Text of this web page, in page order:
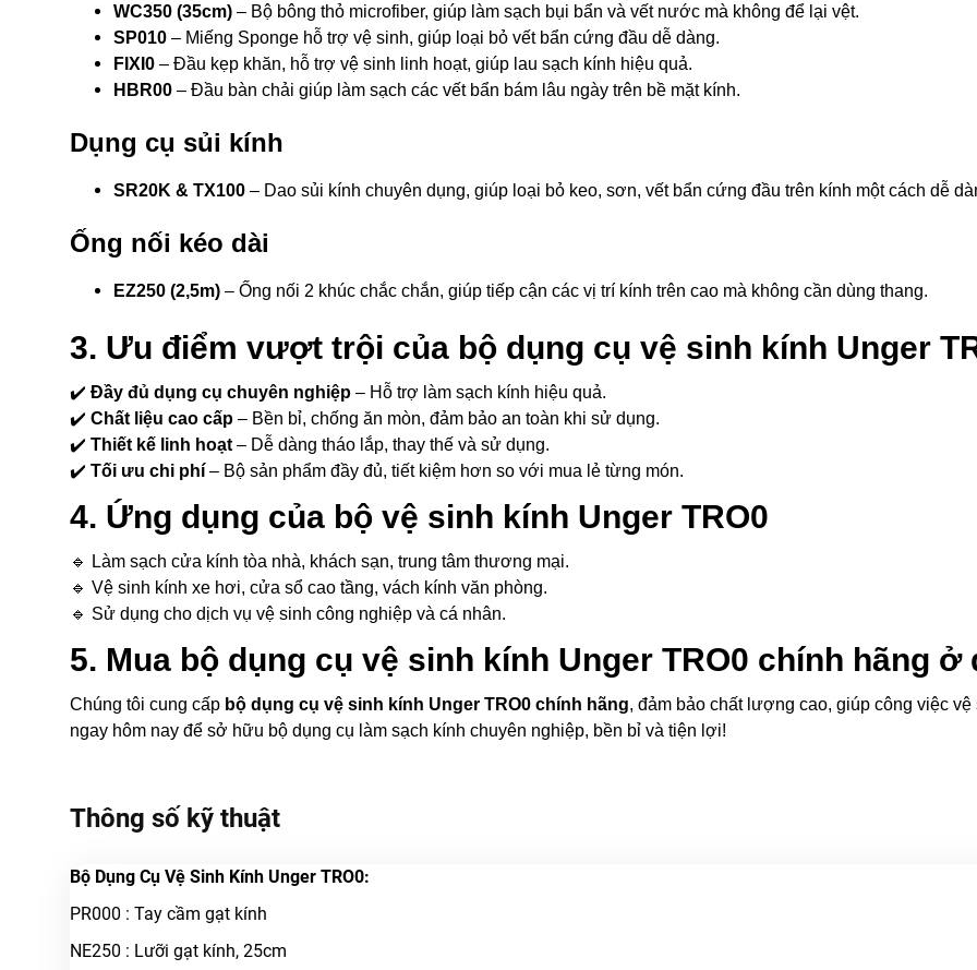
WC350 (35cm) – Bộ bông thỏ microfiber, giúp làm sạch bụi bẩn và vết nước mà không để lại vệt.
SP010 – Miếng Sponge hỗ trợ vệ sinh, giúp loại bỏ vết bẩn cứng đầu dễ dàng.
FIXI0 – Đầu kẹp khăn, hỗ trợ vệ sinh linh hoạt, giúp lau sạch kính hiệu quả.
HBR00 – Đầu bàn chải giúp làm sạch các vết bẩn bám lâu ngày trên bề mặt kính.
Dụng cụ sủi kính
SR20K & TX100 – Dao sủi kính chuyên dụng, giúp loại bỏ keo, sơn, vết bẩn cứng đầu trên kính một cách dễ
Ống nối kéo dài
EZ250 (2,5m) – Ống nối 2 khúc chắc chắn, giúp tiếp cận các vị trí kính trên cao mà không cần dùng thang.
3. Ưu điểm vượt trội của bộ dụng cụ vệ sinh kính Unger
✔️ Đầy đủ dụng cụ chuyên nghiệp – Hỗ trợ làm sạch kính hiệu quả.
✔️ Chất liệu cao cấp – Bền bỉ, chống ăn mòn, đảm bảo an toàn khi sử dụng.
✔️ Thiết kế linh hoạt – Dễ dàng tháo lắp, thay thế và sử dụng.
✔️ Tối ưu chi phí – Bộ sản phẩm đầy đủ, tiết kiệm hơn so với mua lẻ từng món.
4. Ứng dụng của bộ vệ sinh kính Unger TRO0
🔹 Làm sạch cửa kính tòa nhà, khách sạn, trung tâm thương mại.
🔹 Vệ sinh kính xe hơi, cửa sổ cao tầng, vách kính văn phòng.
🔹 Sử dụng cho dịch vụ vệ sinh công nghiệp và cá nhân.
5. Mua bộ dụng cụ vệ sinh kính Unger TRO0 chính hãng ở
Chúng tôi cung cấp bộ dụng cụ vệ sinh kính Unger TRO0 chính hãng, đảm bảo chất lượng cao, giúp công việc
ngay hôm nay để sở hữu bộ dụng cụ làm sạch kính chuyên nghiệp, bền bỉ và tiện lợi!
Thông số kỹ thuật
Bộ Dụng Cụ Vệ Sinh Kính Unger TRO0:
PR000 : Tay cầm gạt kính
NE250 : Lưỡi gạt kính, 25cm